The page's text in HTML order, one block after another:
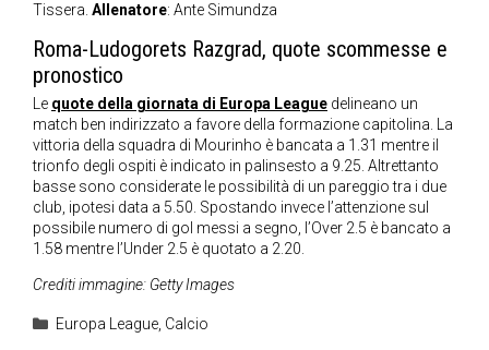
Tissera. Allenatore: Ante Simundza
Roma-Ludogorets Razgrad, quote scommesse e
pronostico
Le quote della giornata di Europa League delineano un
match ben indirizzato a favore della formazione capitolina. La
vittoria della squadra di Mourinho è bancata a 1.31 mentre il
trionfo degli ospiti è indicato in palinsesto a 9.25. Altrettanto
basse sono considerate le possibilità di un pareggio tra i due
club, ipotesi data a 5.50. Spostando invece l’attenzione sul
possibile numero di gol messi a segno, l’Over 2.5 è bancato a
1.58 mentre l’Under 2.5 è quotato a 2.20.
Crediti immagine: Getty Images
Categorie
Europa League, Calcio